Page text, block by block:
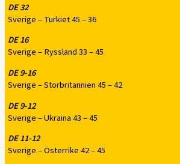
DE 32
Sverige – Turkiet 45 – 36
DE 16
Sverige – Ryssland 33 – 45
DE 9-16
Sverige – Storbritannien 45 – 42
DE 9-12
Sverige – Ukraina 43 – 45
DE 11-12
Sverige – Österrike 42 – 45